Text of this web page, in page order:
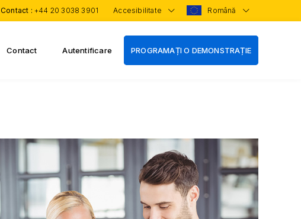
Contact : +44 20 3038 3901 Accesibilitate Română
Contact Autentificare PROGRAMAȚI O DEMONSTRAȚIE